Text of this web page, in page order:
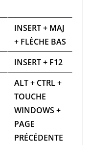
INSERT + MAJ
+ FLÈCHE BAS
INSERT + F12
ALT + CTRL +
TOUCHE
WINDOWS +
PAGE
PRÉCÉDENTE